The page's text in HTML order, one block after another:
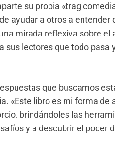
su propia
ayudar a otros a entender
mirada reflexiva sobre el
sus lectores que todo pasa
que buscamos
«Este libro es mi forma de
brindándoles las
y a descubrir el poder